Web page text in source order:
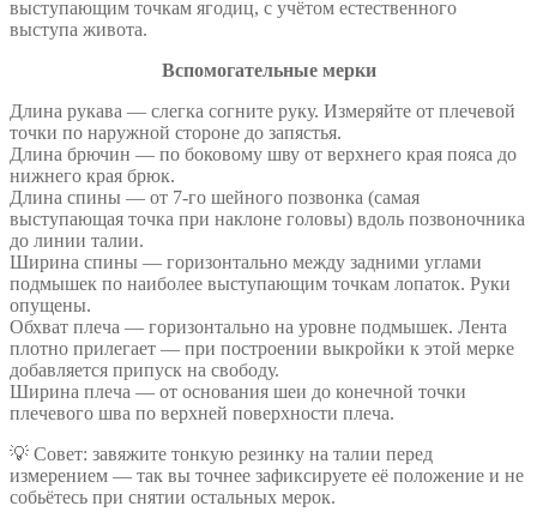
выступающим точкам ягодиц, с учётом естественного
выступа живота.
Вспомогательные мерки
Длина рукава — слегка согните руку. Измеряйте от плечевой
точки по наружной стороне до запястья.
Длина брючин — по боковому шву от верхнего края пояса до
нижнего края брюк.
Длина спины — от 7-го шейного позвонка (самая
выступающая точка при наклоне головы) вдоль позвоночника
до линии талии.
Ширина спины — горизонтально между задними углами
подмышек по наиболее выступающим точкам лопаток. Руки
опущены.
Обхват плеча — горизонтально на уровне подмышек. Лента
плотно прилегает — при построении выкройки к этой мерке
добавляется припуск на свободу.
Ширина плеча — от основания шеи до конечной точки
плечевого шва по верхней поверхности плеча.
💡 Совет: завяжите тонкую резинку на талии перед
измерением — так вы точнее зафиксируете её положение и не
собьётесь при снятии остальных мерок.